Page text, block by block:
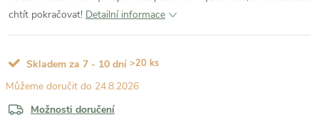
chtít pokračovat! Detailní informace
Skladem za 7 - 10 dní >20 ks
24.8.2026
Možnosti doručení